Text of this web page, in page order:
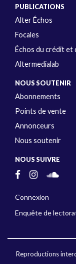
PUBLICATIONS
Alter Échos
Focales
Échos du crédit et
Altermedialab
NOUS SOUTENIR
Abonnements
Points de vente
Annonceurs
Nous soutenir
NOUS SUIVRE
Connexion
Enquête de
Reproductions